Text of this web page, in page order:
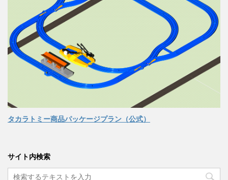
タカラトミー商品パッケージプラン（公式）
サイト内検索